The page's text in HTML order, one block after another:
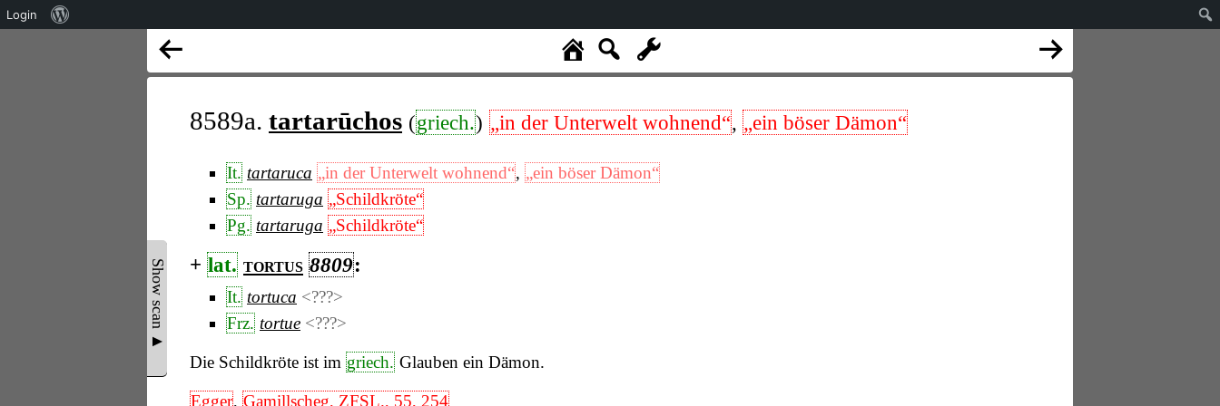
Show scan ▲
8589a. tartarūchos (griech.) „in der Unterwelt wohnend“, „ein böser Dämon“
It. tartaruca „in der Unterwelt wohnend“, „ein böser Dämon“
Sp. tartaruga „Schildkröte“
Pg. tartaruga „Schildkröte“
+ lat. tortus 8809:
It. tortuca <???>
Frz. tortue <???>
Die Schildkröte ist im griech. Glauben ein Dämon.
Egger, Gamillscheg, ZFSL., 55, 254
Login